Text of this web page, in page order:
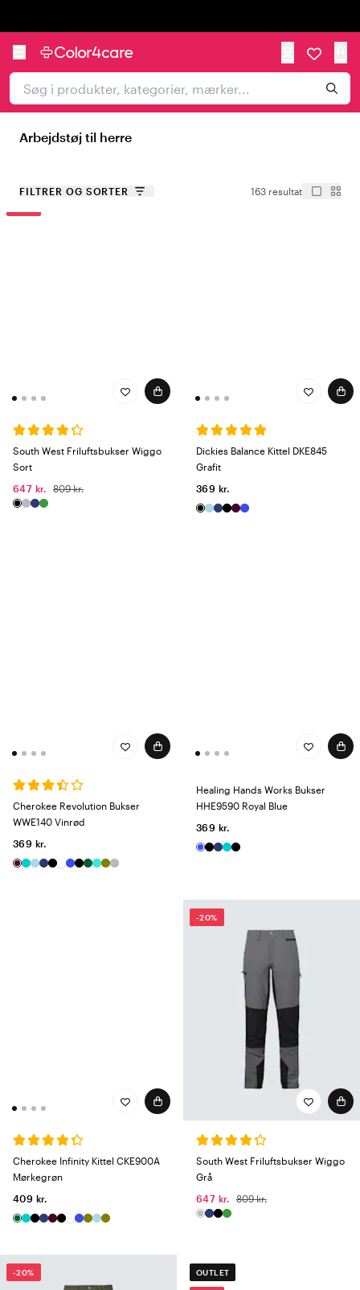
Arbejdstøj til herre
FILTRER OG SORTER 163 resultat
South West Friluftsbukser Wiggo
Sort
647 kr.
809 kr.
Dickies Balance Kittel DKE845
Grafit
369 kr.
Cherokee Revolution Bukser
WWE140 Vinrød
369 kr.
Healing Hands Works Bukser
HHE9590 Royal Blue
369 kr.
Cherokee Infinity Kittel CKE900A
Mørkegrøn
409 kr.
-20%
South West Friluftsbukser Wiggo
Grå
647 kr.
809 kr.
-20% OUTLET